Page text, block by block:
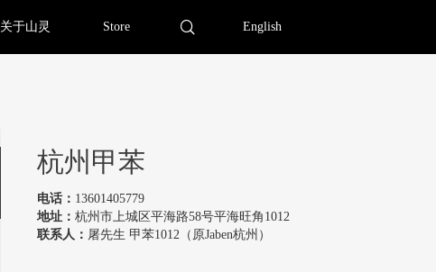
关于山灵 Store English
杭州甲苯
电话： 13601405779
地址： 杭州市上城区平海路58号平海旺角1012
联系人： 屠先生 甲苯1012（原Jaben杭州）